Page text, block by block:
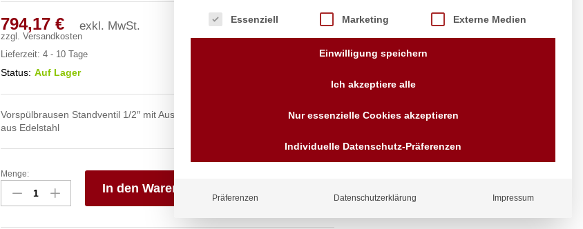
794,17 € exkl. MwSt.
zzgl. Versandkosten
Lieferzeit: 4 - 10 Tage
Status: Auf Lager
Vorspülbrausen Standventil 1/2″ mit Auslaufventil am Rohr mit RV komplett
aus Edelstahl
vitatop
Geschirrspülbrause
1/2"
Menge:
In den Warenkorb
inkl. / exkl. MwSt.
Anfragen
Wir sind seit über 40 Jahren
für Sie da
Vorrauskasse Paypal,
Kreditkarte, Direkt
Es folgt eine Liste der Service-Gruppen, für die eine Einwilligung erteilt werden kann.
Essenziell Marketing Externe Medien
Einwilligung speichern
Ich akzeptiere alle
Nur essenzielle Cookies akzeptieren
Individuelle Datenschutz-Präferenzen
Präferenzen Datenschutzerklärung Impressum